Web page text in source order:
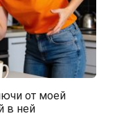
от моей
в ней